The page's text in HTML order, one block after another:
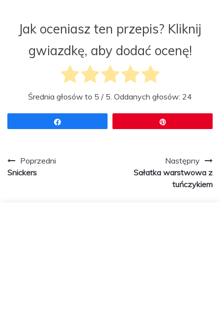
Jak oceniasz ten przepis? Kliknij
gwiazdkę, aby dodać ocenę!
Średnia głosów to 5 / 5. Oddanych głosów: 24
Zobacz
Poprzedni
Snickers
Następny
Sałatka warstwowa z
tuńczykiem